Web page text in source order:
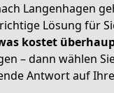
Langenhagen
Lösung für
kostet
– dann wählen
Antwort auf